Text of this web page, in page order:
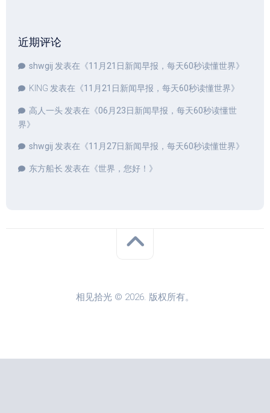
近期评论
shwgij 发表在《11月21日新闻早报，每天60秒读懂世界》
KING 发表在《11月21日新闻早报，每天60秒读懂世界》
高人一头发表在《06月23日新闻早报，每天60秒读懂世
界》
shwgij 发表在《11月27日新闻早报，每天60秒读懂世界》
东方船长 发表在《世界，您好！ 》
相见拾光 © 2026. 版权所有。